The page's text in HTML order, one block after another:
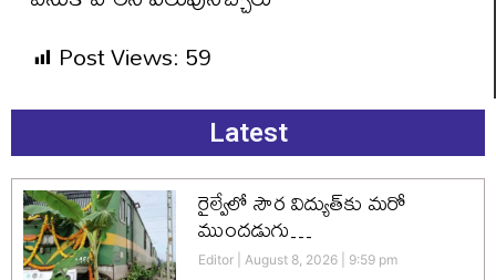
Post Views:59
Latest
రైల్వేలో సౌర విద్యుత్‌కు మరో
ముందడుగు…
Editor August 8, 2026 9:59 pm